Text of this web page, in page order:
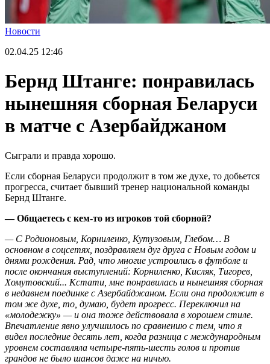
Новости
02.04.25 12:46
Бернд Штанге: понравилась
нынешняя сборная Беларуси
в матче с Азербайджаном
Сыграли и правда хорошо.
Если сборная Беларуси продолжит в том же духе, то добьется
прогресса, считает бывший тренер национальной команды
Бернд Штанге.
— Общаетесь с кем-то из игроков той сборной?
— С Родионовым, Корниленко, Кутузовым, Глебом… В
основном в соцсетях, поздравляем дуг друга с Новым годом и
днями рождения. Рад, что многие устроились в футболе и
после окончания выступлений: Корниленко, Кисляк, Тигорев,
Хомутовский... Кстати, мне понравилась и нынешняя сборная
в недавнем поединке с Азербайджаном. Если она продолжит в
том же духе, то, думаю, будет прогресс. Переключил на
«молодежку» — и она тоже действовала в хорошем стиле.
Впечатление явно улучшилось по сравнению с тем, что я
видел последние десять лет, когда разница с международным
уровнем составляла четыре-пять-шесть голов и против
грандов не было шансов даже на ничью.